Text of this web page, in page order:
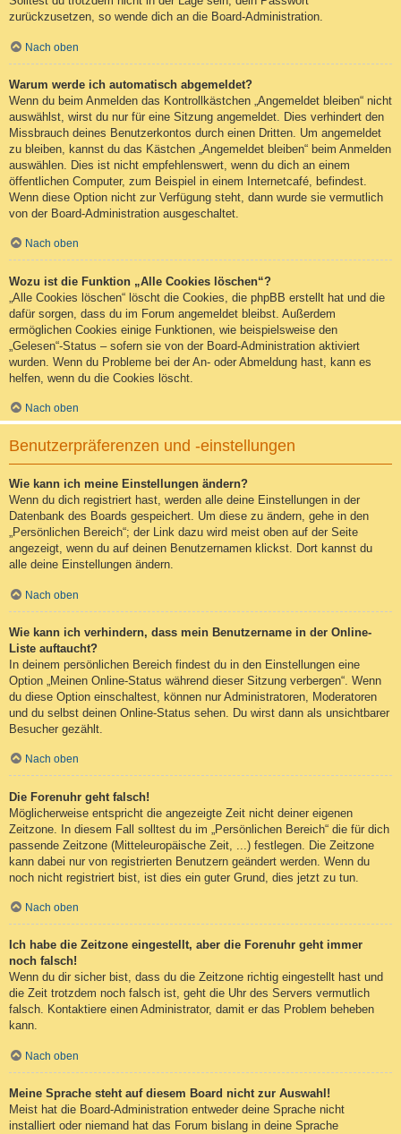
zurückzusetzen, so wende dich an die Board-Administration.
Nach oben
Warum werde ich automatisch abgemeldet?
Wenn du beim Anmelden das Kontrollkästchen „Angemeldet bleiben“ nicht
auswählst, wirst du nur für eine Sitzung angemeldet. Dies verhindert den
Missbrauch deines Benutzerkontos durch einen Dritten. Um angemeldet
zu bleiben, kannst du das Kästchen „Angemeldet bleiben“ beim Anmelden
auswählen. Dies ist nicht empfehlenswert, wenn du dich an einem
öffentlichen Computer, zum Beispiel in einem Internetcafé, befindest.
Wenn diese Option nicht zur Verfügung steht, dann wurde sie vermutlich
von der Board-Administration ausgeschaltet.
Nach oben
Wozu ist die Funktion „Alle Cookies löschen“?
„Alle Cookies löschen“ löscht die Cookies, die phpBB erstellt hat und die
dafür sorgen, dass du im Forum angemeldet bleibst. Außerdem
ermöglichen Cookies einige Funktionen, wie beispielsweise den
„Gelesen“-Status – sofern sie von der Board-Administration aktiviert
wurden. Wenn du Probleme bei der An- oder Abmeldung hast, kann es
helfen, wenn du die Cookies löscht.
Nach oben
Benutzerpräferenzen und -einstellungen
Wie kann ich meine Einstellungen ändern?
Wenn du dich registriert hast, werden alle deine Einstellungen in der
Datenbank des Boards gespeichert. Um diese zu ändern, gehe in den
„Persönlichen Bereich“; der Link dazu wird meist oben auf der Seite
angezeigt, wenn du auf deinen Benutzernamen klickst. Dort kannst du
alle deine Einstellungen ändern.
Nach oben
Wie kann ich verhindern, dass mein Benutzername in der Online-
Liste auftaucht?
In deinem persönlichen Bereich findest du in den Einstellungen eine
Option „Meinen Online-Status während dieser Sitzung verbergen“. Wenn
du diese Option einschaltest, können nur Administratoren, Moderatoren
und du selbst deinen Online-Status sehen. Du wirst dann als unsichtbarer
Besucher gezählt.
Nach oben
Die Forenuhr geht falsch!
Möglicherweise entspricht die angezeigte Zeit nicht deiner eigenen
Zeitzone. In diesem Fall solltest du im „Persönlichen Bereich“ die für dich
passende Zeitzone (Mitteleuropäische Zeit, ...) festlegen. Die Zeitzone
kann dabei nur von registrierten Benutzern geändert werden. Wenn du
noch nicht registriert bist, ist dies ein guter Grund, dies jetzt zu tun.
Nach oben
Ich habe die Zeitzone eingestellt, aber die Forenuhr geht immer
noch falsch!
Wenn du dir sicher bist, dass du die Zeitzone richtig eingestellt hast und
die Zeit trotzdem noch falsch ist, geht die Uhr des Servers vermutlich
falsch. Kontaktiere einen Administrator, damit er das Problem beheben
kann.
Nach oben
Meine Sprache steht auf diesem Board nicht zur Auswahl!
Meist hat die Board-Administration entweder deine Sprache nicht
installiert oder niemand hat das Forum bislang in deine Sprache